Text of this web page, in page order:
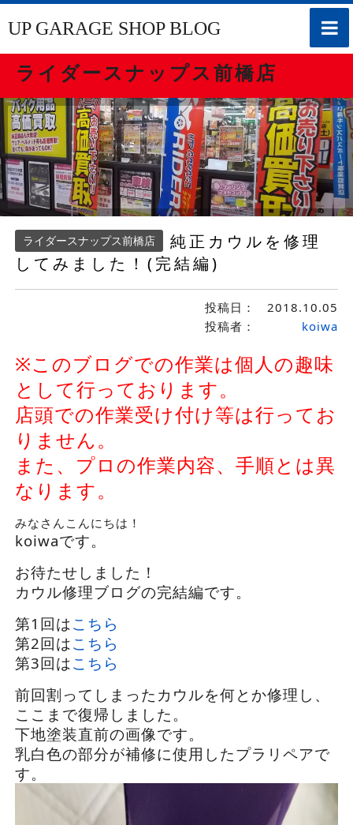
toggle
UP GARAGE SHOP BLOG
ライダースナップス前橋店
ライダースナップス前橋店
純正カウルを修理
してみました！(完結編)
投稿日：
2018.10.05
投稿者：
koiwa
※このブログでの作業は個人の趣味
として行っております。
店頭での作業受け付け等は行ってお
りません。
また、プロの作業内容、手順とは異
なります。
みなさんこんにちは！
koiwaです。
お待たせしました！
カウル修理ブログの完結編です。
第1回はこちら
第2回はこちら
第3回はこちら
前回割ってしまったカウルを何とか修理し、
ここまで復帰しました。
下地塗装直前の画像です。
乳白色の部分が補修に使用したプラリペアで
す。